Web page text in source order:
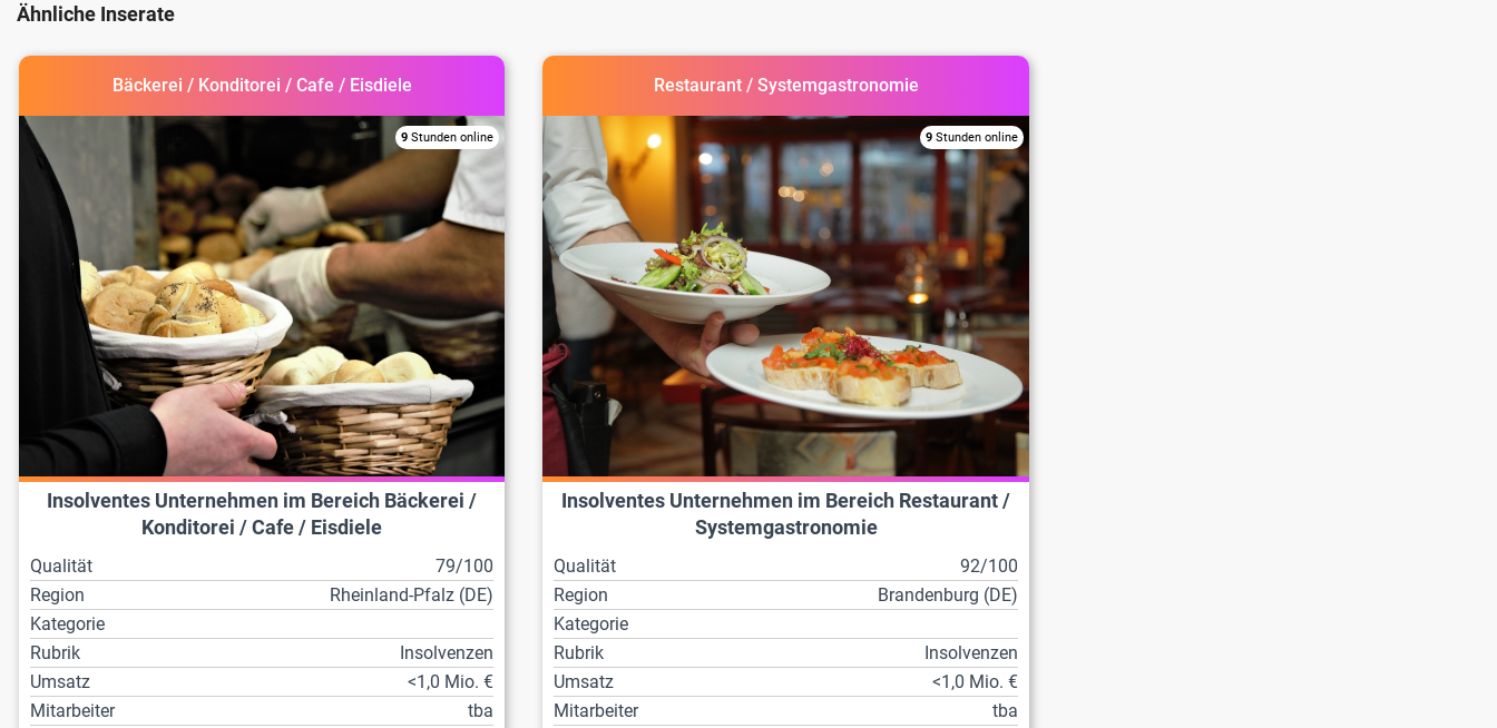
Ähnliche Inserate
Bäckerei / Konditorei / Cafe / Eisdiele
9 Stunden online
Insolventes Unternehmen im Bereich Bäckerei /
Konditorei / Cafe / Eisdiele
Qualität
79/100
Region
Rheinland-Pfalz (DE)
Kategorie
Rubrik
Insolvenzen
Umsatz
<1,0 Mio. €
Mitarbeiter
tba
Restaurant / Systemgastronomie
9Stunden online
Insolventes Unternehmen im Bereich Restaurant /
Systemgastronomie
Qualität
92/100
Region
Brandenburg (DE)
Kategorie
Rubrik
Insolvenzen
Umsatz
<1,0 Mio. €
Mitarbeiter
tba